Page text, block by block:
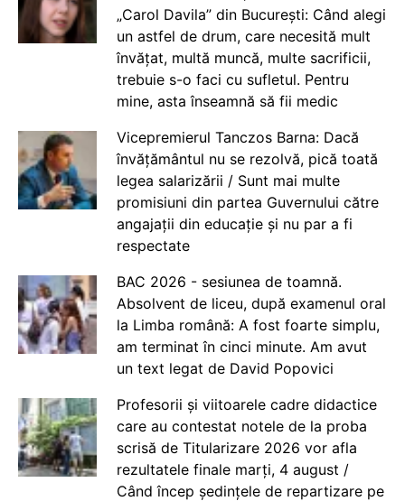
„Carol Davila” din București: Când alegi
un astfel de drum, care necesită mult
învățat, multă muncă, multe sacrificii,
trebuie s-o faci cu sufletul. Pentru
mine, asta înseamnă să fii medic
Vicepremierul Tanczos Barna: Dacă
învățământul nu se rezolvă, pică toată
legea salarizării / Sunt mai multe
promisiuni din partea Guvernului către
angajații din educație și nu par a fi
respectate
BAC 2026 - sesiunea de toamnă.
Absolvent de liceu, după examenul oral
la Limba română: A fost foarte simplu,
am terminat în cinci minute. Am avut
un text legat de David Popovici
Profesorii și viitoarele cadre didactice
care au contestat notele de la proba
scrisă de Titularizare 2026 vor afla
rezultatele finale marți, 4 august /
Când încep ședințele de repartizare pe